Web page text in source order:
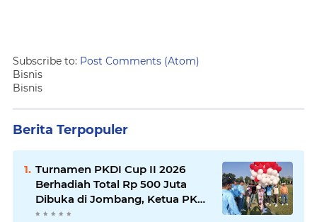
Subscribe to: Post Comments (Atom)
Bisnis
Bisnis
Berita Terpopuler
Turnamen PKDI Cup II 2026
Berhadiah Total Rp 500 Juta
Dibuka di Jombang, Ketua PKDI
Jatim Syaifullah Mahdi: Ajang